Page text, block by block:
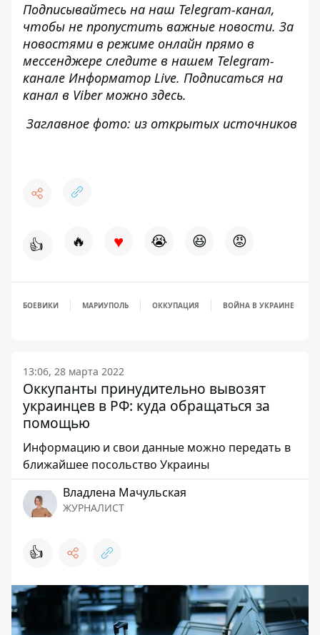
Подписывайтесь на наш Telegram-канал,
чтобы не пропустить важные новости. За
новостями в режиме онлайн прямо в
мессенджере следите в нашем Telegram-
канале Информатор Live. Подписаться на
канал в Viber можно здесь.
Заглавное фото: из открытых источников
👍 🔥 ♥ 😭 😆 😡
БОЕВИКИ МАРИУПОЛЬ ОККУПАЦИЯ ВОЙНА В УКРАИНЕ
13:06, 28 марта 2022
Оккупанты принудительно вывозят
украинцев в РФ: куда обращаться за
помощью
Информацию и свои данные можно передать в
ближайшее посольство Украины
Владлена Мачульская
ЖУРНАЛИСТ
👍